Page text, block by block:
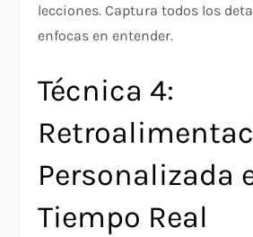
lecciones. Captura todos los
enfocas en entender.​
Técnica 4:
Personalizada
Tiempo Real